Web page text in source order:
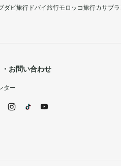
ダビ旅行 ドバイ旅行モロッコ旅行カサブ
お問い合わせ
ター